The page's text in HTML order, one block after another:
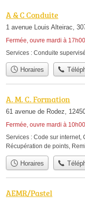
A & C Conduite
1 avenue Louis Alteirac,
Fermée, ouvre mardi à 17h00
Services : Conduite
Horaires
A. M. C. Formation
61 avenue de Rodez,
Fermée, ouvre mardi à 10h00
Services : Code sur internet,
Récupération de points,
Horaires
AEMR/Pastel